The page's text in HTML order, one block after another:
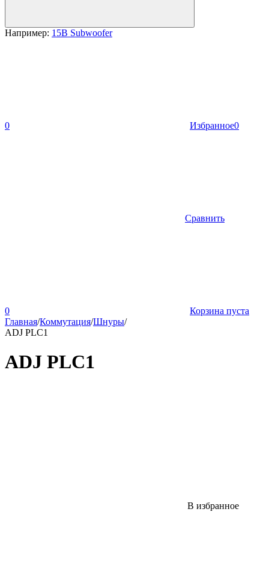
Например: 15B Subwoofer
0 Избранное0
Сравнить
0
Корзина пуста
Главная/Коммутация/Шнуры/
ADJ PLC1
ADJ PLC1
В избранное